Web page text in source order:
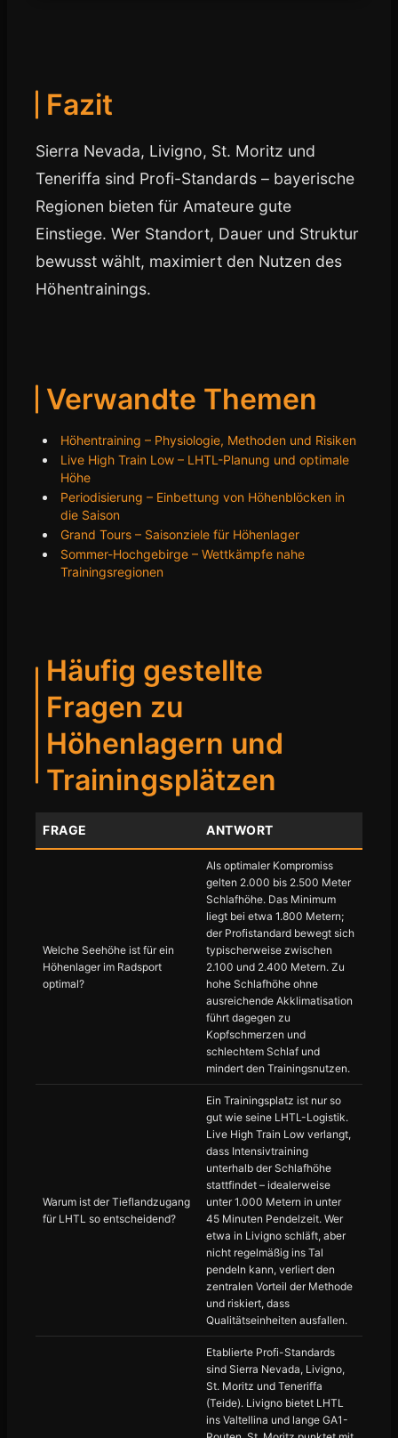
Fazit
Sierra Nevada, Livigno, St. Moritz und
Teneriffa sind Profi-Standards – bayerische
Regionen bieten für Amateure gute
Einstiege. Wer Standort, Dauer und Struktur
bewusst wählt, maximiert den Nutzen des
Höhentrainings.
Verwandte Themen
Höhentraining – Physiologie, Methoden und Risiken
Live High Train Low – LHTL-Planung und optimale
Höhe
Periodisierung – Einbettung von Höhenblöcken in
die Saison
Grand Tours – Saisonziele für Höhenlager
Sommer-Hochgebirge – Wettkämpfe nahe
Trainingsregionen
Häufig gestellte
Fragen zu
Höhenlagern und
Trainingsplätzen
FRAGE ANTWORT
Welche Seehöhe ist für ein
Höhenlager im Radsport
optimal?
Als optimaler Kompromiss
gelten 2.000 bis 2.500 Meter
Schlafhöhe. Das Minimum
liegt bei etwa 1.800 Metern;
der Profistandard bewegt sich
typischerweise zwischen
2.100 und 2.400 Metern. Zu
hohe Schlafhöhe ohne
ausreichende Akklimatisation
führt dagegen zu
Kopfschmerzen und
schlechtem Schlaf und
mindert den Trainingsnutzen.
Warum ist der Tieflandzugang
für LHTL so entscheidend?
Ein Trainingsplatz ist nur so
gut wie seine LHTL-Logistik.
Live High Train Low verlangt,
dass Intensivtraining
unterhalb der Schlafhöhe
stattfindet – idealerweise
unter 1.000 Metern in unter
45 Minuten Pendelzeit. Wer
etwa in Livigno schläft, aber
nicht regelmäßig ins Tal
pendeln kann, verliert den
zentralen Vorteil der Methode
und riskiert, dass
Qualitätseinheiten ausfallen.
Etablierte Profi-Standards
sind Sierra Nevada, Livigno,
St. Moritz und Teneriffa
(Teide). Livigno bietet LHTL
ins Valtellina und lange GA1-